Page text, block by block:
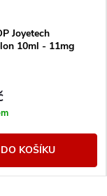
Joyetech
10ml - 11mg
DO KOŠÍKU